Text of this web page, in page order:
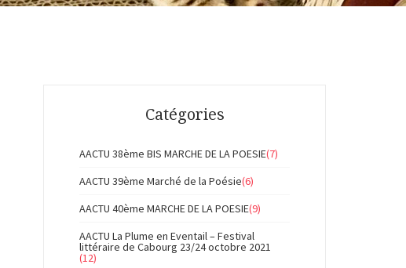
Catégories
AACTU 38ème BIS MARCHE DE LA POESIE(7)
AACTU 39ème Marché de la Poésie(6)
AACTU 40ème MARCHE DE LA POESIE(9)
AACTU La Plume en Eventail – Festival
littéraire de Cabourg 23/24 octobre 2021
(12)